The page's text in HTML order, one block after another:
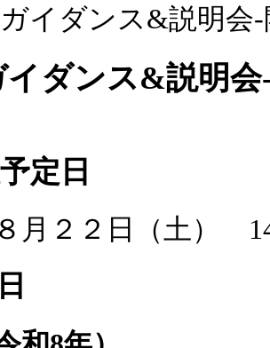
イダンス&説明会
ダンス&説明会
定日
月２２日（土）